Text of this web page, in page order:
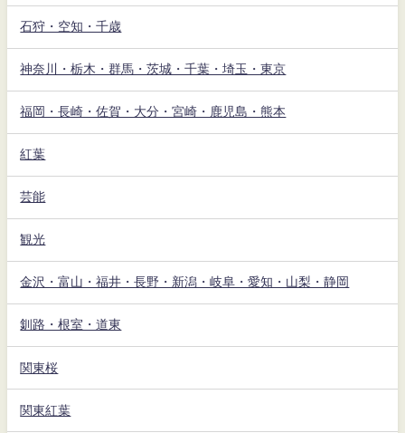
石狩・空知・千歳
神奈川・栃木・群馬・茨城・千葉・埼玉・東京
福岡・長崎・佐賀・大分・宮崎・鹿児島・熊本
紅葉
芸能
観光
金沢・富山・福井・長野・新潟・岐阜・愛知・山梨・静岡
釧路・根室・道東
関東桜
関東紅葉